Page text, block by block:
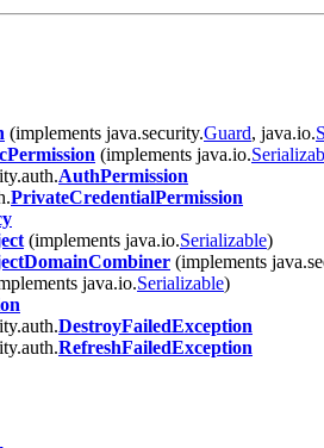
(implements java.security.Guard, java.io.
(implements java.io.
AuthPermission
PrivateCredentialPermission
(implements java.io.Serializable)
(implements
java.io.Serializable)
DestroyFailedException
RefreshFailedException